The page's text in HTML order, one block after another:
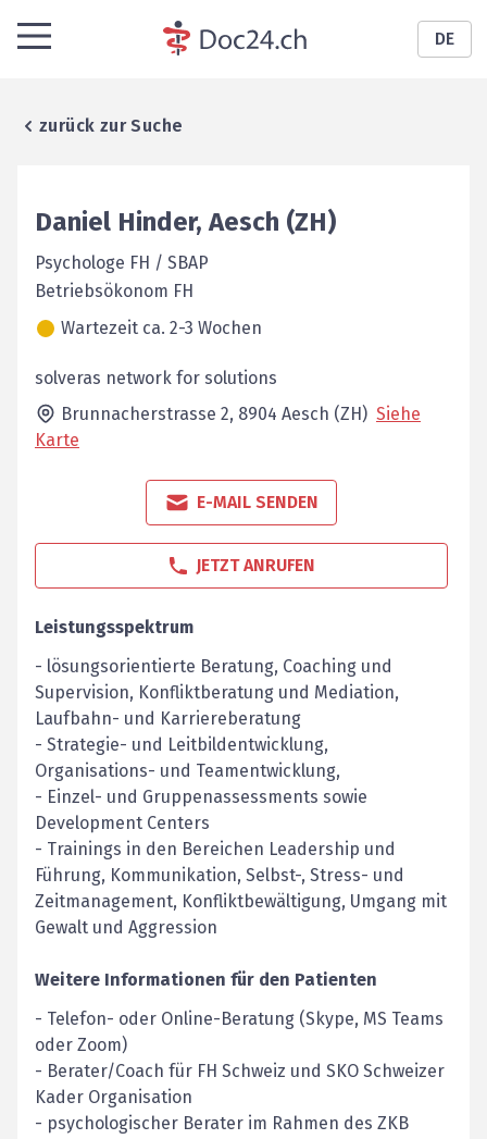
DE
zurück zur Suche
Daniel Hinder,Aesch (ZH)
Psychologe FH / SBAP
Betriebsökonom FH
Wartezeit ca. 2-3 Wochen
solveras network for solutions
Brunnacherstrasse 2, 8904 Aesch (ZH) Siehe
Karte
E-MAIL SENDEN
JETZT ANRUFEN
Leistungsspektrum
- lösungsorientierte Beratung, Coaching und
Supervision, Konfliktberatung und Mediation,
Laufbahn- und Karriereberatung
- Strategie- und Leitbildentwicklung,
Organisations- und Teamentwicklung,
- Einzel- und Gruppenassessments sowie
Development Centers
- Trainings in den Bereichen Leadership und
Führung, Kommunikation, Selbst-, Stress- und
Zeitmanagement, Konfliktbewältigung, Umgang mit
Gewalt und Aggression
Weitere Informationen für den Patienten
- Telefon- oder Online-Beratung (Skype, MS Teams
oder Zoom)
- Berater/Coach für FH Schweiz und SKO Schweizer
Kader Organisation
- psychologischer Berater im Rahmen des ZKB